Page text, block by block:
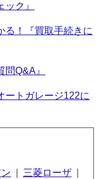
ク』
！『買取手続きに
Q&A』
ートガレージ122に
三菱ローザ